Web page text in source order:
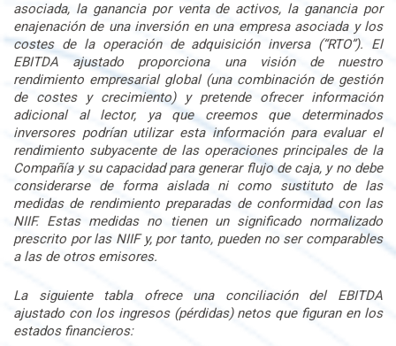
asociada, la ganancia por venta de activos, la ganancia por
enajenación de una inversión en una empresa asociada y los
costes de la operación de adquisición inversa (“RTO”). El
EBITDA ajustado proporciona una visión de nuestro
rendimiento empresarial global (una combinación de gestión
de costes y crecimiento) y pretende ofrecer información
adicional al lector, ya que creemos que determinados
inversores podrían utilizar esta información para evaluar el
rendimiento subyacente de las operaciones principales de la
Compañía y su capacidad para generar flujo de caja, y no debe
considerarse de forma aislada ni como sustituto de las
medidas de rendimiento preparadas de conformidad con las
NIIF. Estas medidas no tienen un significado normalizado
prescrito por las NIIF y, por tanto, pueden no ser comparables
a las de otros emisores.
La siguiente tabla ofrece una conciliación del EBITDA
ajustado con los ingresos (pérdidas) netos que figuran en los
estados financieros: